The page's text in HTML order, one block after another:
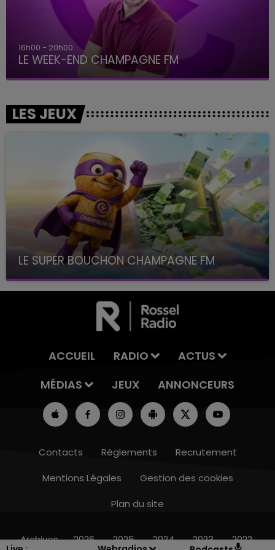
7h00 - 12h00
16h00 - 20h00
LE WEEK-END CHAMPAGNE FM
LES JEUX
LE SUPER BOUCHON CHAMPAGNE FM
avec La Famille Champagne FM, à 8H10
ACCUEIL RADIO
ACTUS
MÉDIAS
JEUX ANNONCEURS
Contacts Règlements
Recrutement
Mentions Légales
Gestion des cookies
Plan du site
Archives 2026 2025 2024 2023 2022